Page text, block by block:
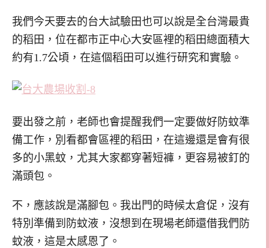
我們今天要去的台大試驗田也可以說是全台灣最貴
的稻田，位在都市正中心大安區裡的稻田總面積大
約有1.7公頃，在這個稻田可以進行研究和實驗。
要出發之前，老師也會提醒我們一定要做好防蚊準
備工作，別看都會區裡的稻田，在這邊還是會有很
多的小黑蚊，尤其大家都穿著短褲，更容易被釘的
滿頭包。
不，應該說是滿腳包。我出門的時候太倉促，沒有
特別準備到防蚊液，沒想到在現場老師還借我們防
蚊液，這是太感恩了。